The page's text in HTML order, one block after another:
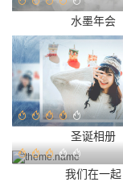
水墨年会
圣诞相册
我们在一起